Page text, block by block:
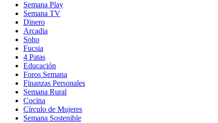
Semana Play
Semana TV
Dinero
Arcadia
Soho
in
new
window
Fucsia
in
new
window
4 Patas
Educación
Foros Semana
Finanzas Personales
Semana Rural
Cocina
Círculo de Mujeres
Semana Sostenible